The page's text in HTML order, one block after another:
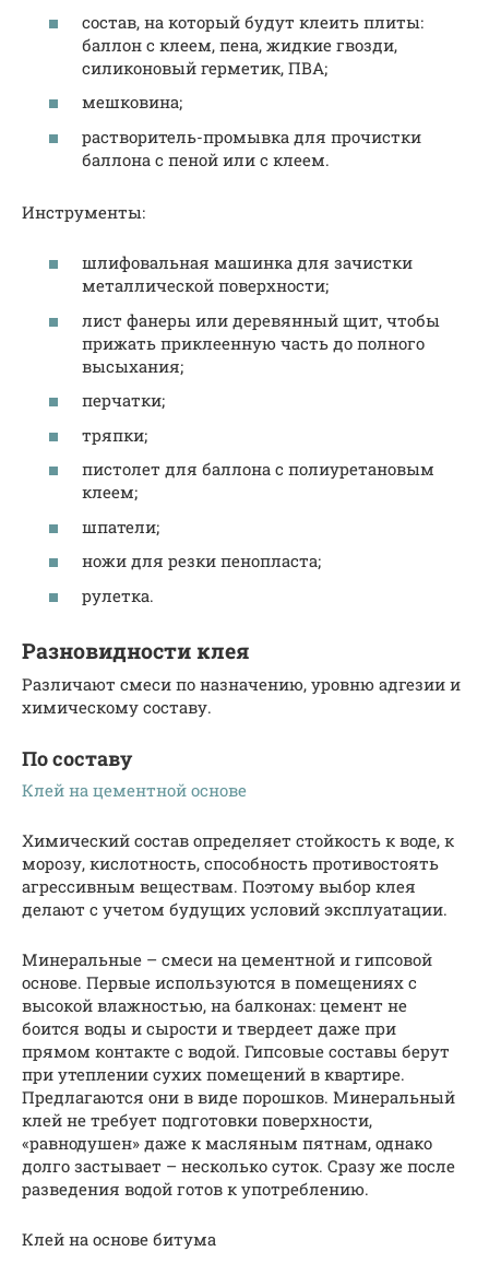
состав, на который будут клеить плиты:
баллон с клеем, пена, жидкие гвозди,
силиконовый герметик, ПВА;
мешковина;
растворитель-промывка для прочистки
баллона с пеной или с клеем.
Инструменты:
шлифовальная машинка для зачистки
металлической поверхности;
лист фанеры или деревянный щит, чтобы
прижать приклеенную часть до полного
высыхания;
перчатки;
тряпки;
пистолет для баллона с полиуретановым
клеем;
шпатели;
ножи для резки пенопласта;
рулетка.
Разновидности клея
Различают смеси по назначению, уровню адгезии и
химическому составу.
По составу
Клей на цементной основе
Химический состав определяет стойкость к воде, к
морозу, кислотность, способность противостоять
агрессивным веществам. Поэтому выбор клея
делают с учетом будущих условий эксплуатации.
Минеральные – смеси на цементной и гипсовой
основе. Первые используются в помещениях с
высокой влажностью, на балконах: цемент не
боится воды и сырости и твердеет даже при
прямом контакте с водой. Гипсовые составы берут
при утеплении сухих помещений в квартире.
Предлагаются они в виде порошков. Минеральный
клей не требует подготовки поверхности,
«равнодушен» даже к масляным пятнам, однако
долго застывает – несколько суток. Сразу же после
разведения водой готов к употреблению.
Клей на основе битума